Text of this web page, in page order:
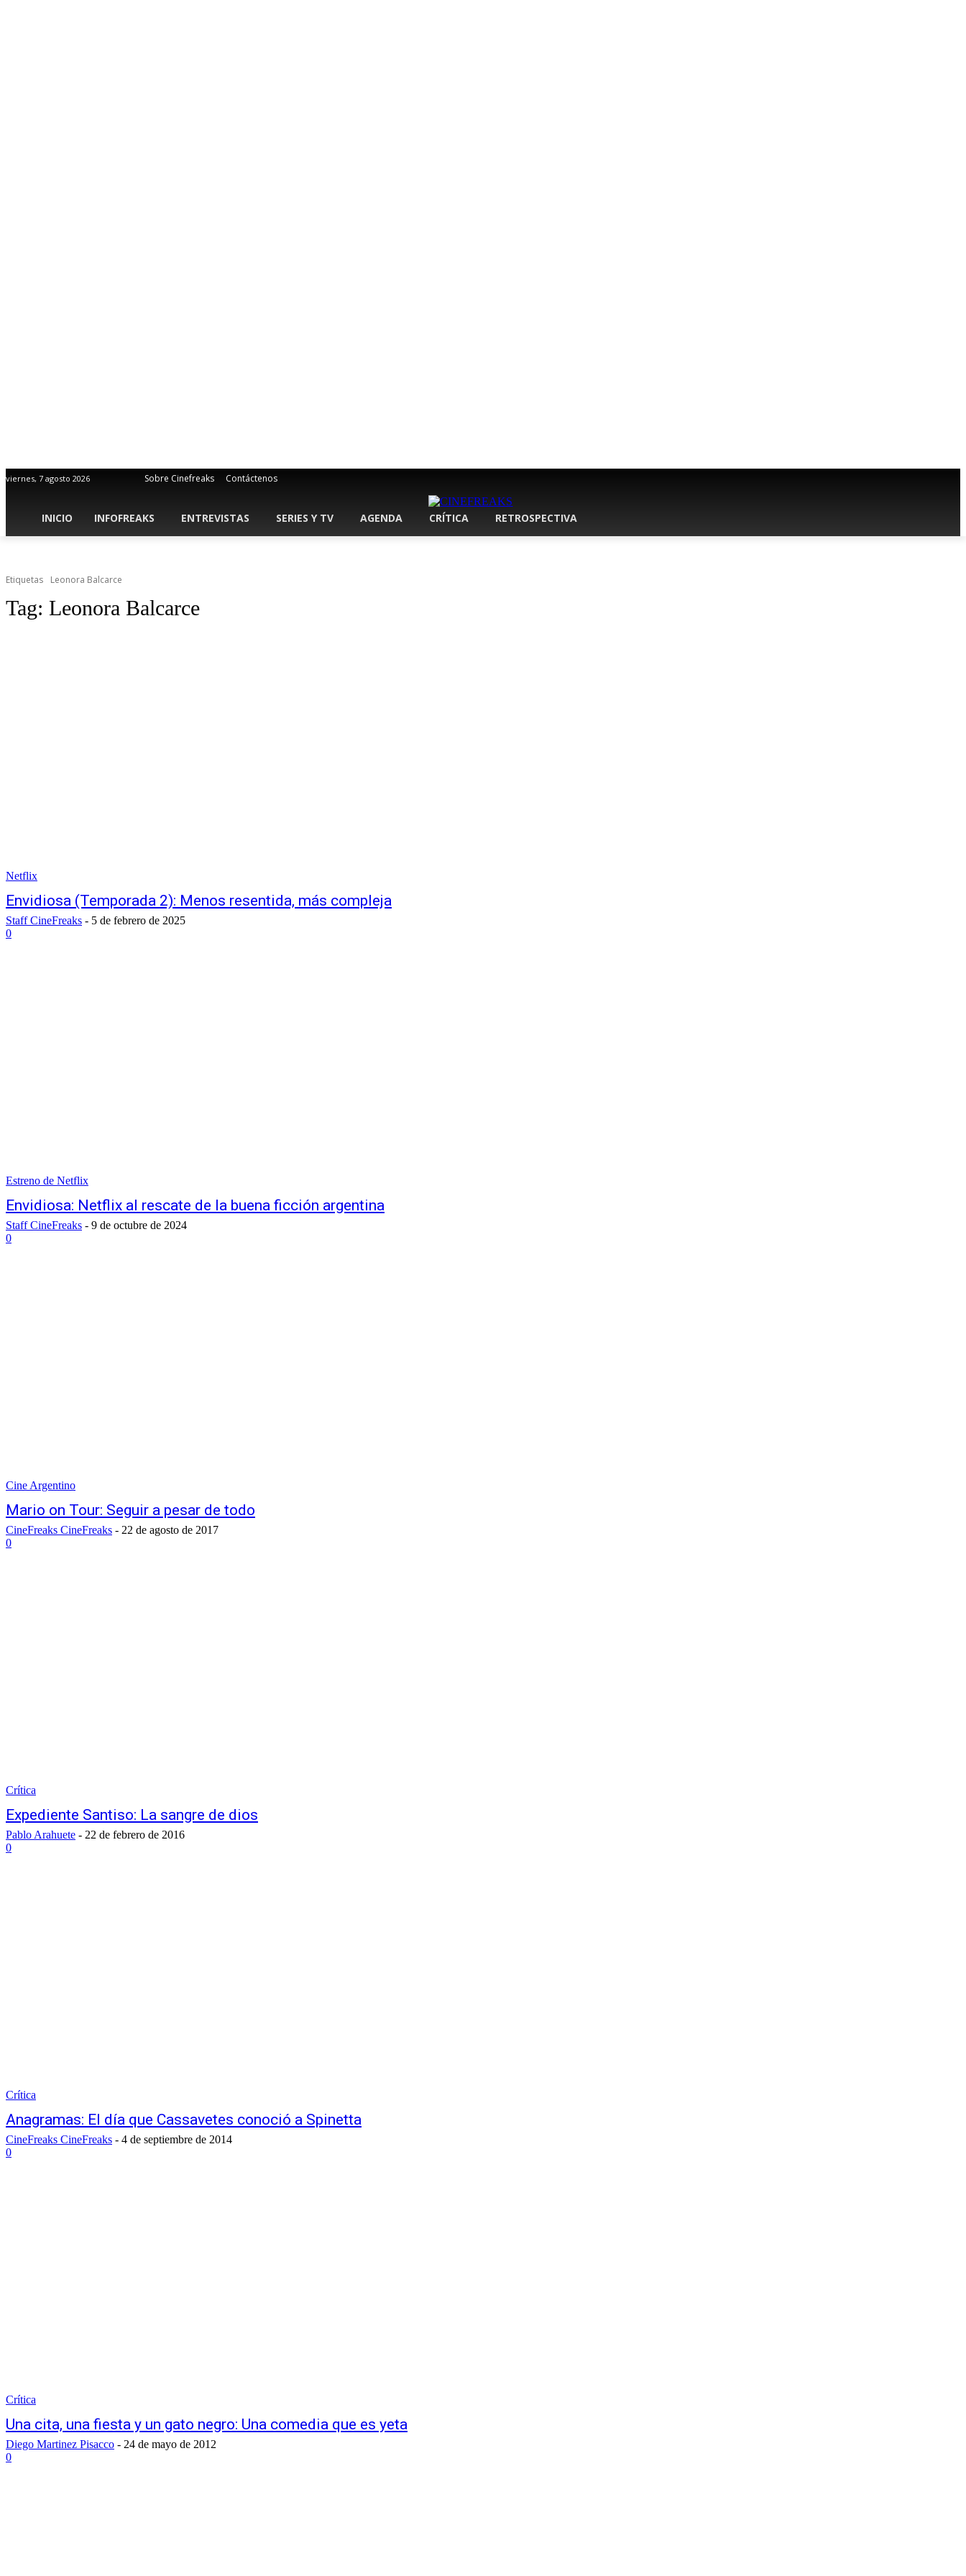
viernes, 7 agosto 2026 Sobre Cinefreaks Contáctenos
INICIO INFOFREAKS ENTREVISTAS SERIES Y TV AGENDA CRÍTICA RETROSPECTIVA
Etiquetas Leonora Balcarce
Tag: Leonora Balcarce
Netflix
Envidiosa (Temporada 2): Menos resentida, más compleja
Staff CineFreaks - 5 de febrero de 2025
0
Estreno de Netflix
Envidiosa: Netflix al rescate de la buena ficción argentina
Staff CineFreaks - 9 de octubre de 2024
0
Cine Argentino
Mario on Tour: Seguir a pesar de todo
CineFreaks CineFreaks - 22 de agosto de 2017
0
Crítica
Expediente Santiso: La sangre de dios
Pablo Arahuete - 22 de febrero de 2016
0
Crítica
Anagramas: El día que Cassavetes conoció a Spinetta
CineFreaks CineFreaks - 4 de septiembre de 2014
0
Crítica
Una cita, una fiesta y un gato negro: Una comedia que es yeta
Diego Martinez Pisacco - 24 de mayo de 2012
0